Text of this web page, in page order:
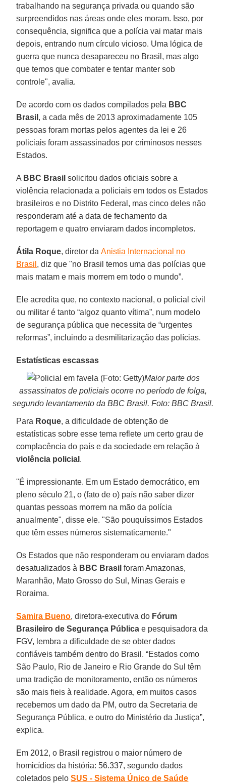
trabalhando na segurança privada ou quando são
surpreendidos nas áreas onde eles moram. Isso, por
consequência, significa que a polícia vai matar mais
depois, entrando num círculo vicioso. Uma lógica de
guerra que nunca desapareceu no Brasil, mas algo
que temos que combater e tentar manter sob
controle", avalia.
De acordo com os dados compilados pela BBC
Brasil , a cada mês de 2013 aproximadamente 105
pessoas foram mortas pelos agentes da lei e 26
policiais foram assassinados por criminosos nesses
Estados.
A BBC Brasil solicitou dados oficiais sobre a
violência relacionada a policiais em todos os Estados
brasileiros e no Distrito Federal, mas cinco deles não
responderam até a data de fechamento da
reportagem e quatro enviaram dados incompletos.
Átila Roque, diretor da Anistia Internacional no
Brasil , diz que "no Brasil temos uma das polícias que
mais matam e mais morrem em todo o mundo”.
Ele acredita que, no contexto nacional, o policial civil
ou militar é tanto “algoz quanto vítima”, num modelo
de segurança pública que necessita de “urgentes
reformas”, incluindo a desmilitarização das polícias.
Estatísticas escassas
Maior parte dos
assassinatos de policiais ocorre no período de folga,
segundo levantamento da BBC Brasil. Foto: BBC Brasil.
Para Roque, a dificuldade de obtenção de
estatísticas sobre esse tema reflete um certo grau de
complacência do país e da sociedade em relação à
violência policial .
"É impressionante. Em um Estado democrático, em
pleno século 21, o (fato de o) país não saber dizer
quantas pessoas morrem na mão da polícia
anualmente", disse ele. "São pouquíssimos Estados
que têm esses números sistematicamente."
Os Estados que não responderam ou enviaram dados
desatualizados à BBC Brasil foram Amazonas,
Maranhão, Mato Grosso do Sul, Minas Gerais e
Roraima.
Samira Bueno, diretora-executiva do Fórum
Brasileiro de Segurança Públicae pesquisadora da
FGV, lembra a dificuldade de se obter dados
confiáveis também dentro do Brasil. “Estados como
São Paulo, Rio de Janeiro e Rio Grande do Sul têm
uma tradição de monitoramento, então os números
são mais fieis à realidade. Agora, em muitos casos
recebemos um dado da PM, outro da Secretaria de
Segurança Pública, e outro do Ministério da Justiça”,
explica.
Em 2012, o Brasil registrou o maior número de
homicídios da história: 56.337, segundo dados
coletados peloSUS - Sistema Único de Saúde